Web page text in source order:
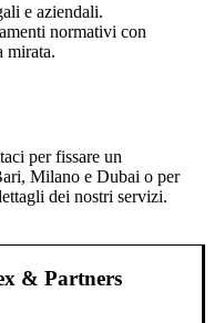
e aziendali.
normativi con
mirata.
per fissare un
Milano e Dubai o per
dei nostri servizi.
& Partners